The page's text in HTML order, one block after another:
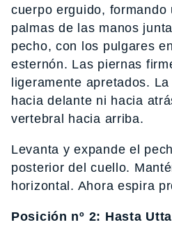
cuerpo erguido,
palmas de las manos
pecho, con los pulgares
esternón. Las piernas
ligeramente apretados.
hacia delante ni hacia
vertebral hacia arriba.
Levanta y expande el
posterior del cuello.
horizontal. Ahora espira
Posición nº 2: Hasta